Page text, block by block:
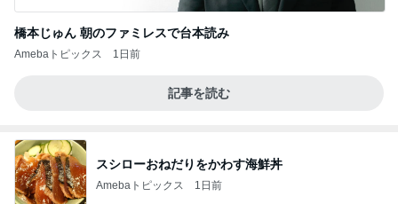
橋本じゅん 朝のファミレスで台本読み
Amebaトピックス 1日前
記事を読む
スシローおねだりをかわす海鮮丼
Amebaトピックス 1日前